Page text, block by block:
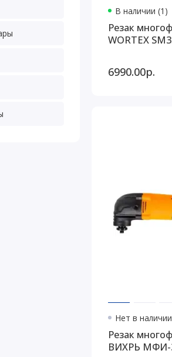
В наличии (1)
Резак
WORTEX
6990.00р.
Нет в наличии
Резак
ВИХРЬ МФИ-